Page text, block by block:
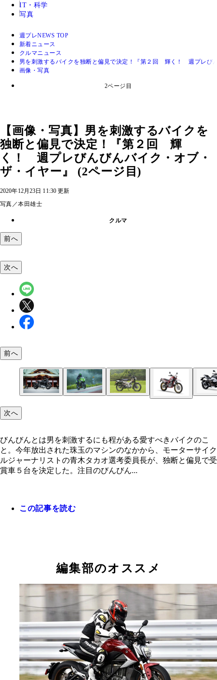
IT・科学
写真
週プレNEWS TOP
新着ニュース
クルマニュース
男を刺激するバイクを独断と偏見で決定！『第２回 輝く！ 週プレび
画像・写真
2ページ目
【画像・写真】男を刺激するバイクを
独断と偏見で決定！『第２回 輝
く！ 週プレびんびんバイク・オブ・
ザ・イヤー』 (2ページ目)
2020年12月23日 11:30 更新
写真／本田雄士
クルマ
前へ
万３６００円
３０００円
に最終モデルの価格は５８万８５００円
次へ
前へ
次へ
びんびんとは男を刺激するにも程がある愛すべきバイクのこ
と。今年放出された珠玉のマシンのなかから、モーターサイク
ルジャーナリストの青木タカオ選考委員長が、独断と偏見で受
賞車５台を決定した。注目のびんびん...
この記事を読む
編集部のオススメ